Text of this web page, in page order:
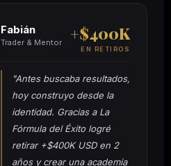
Fabián
Trader & Mentor +$400K
EN RETIROS
"Antes buscaba resultados,
hoy construyo desde la
identidad. Gracias a La
Fórmula del Éxito logré
retirar +$400K USD en 2
años y crear una academia